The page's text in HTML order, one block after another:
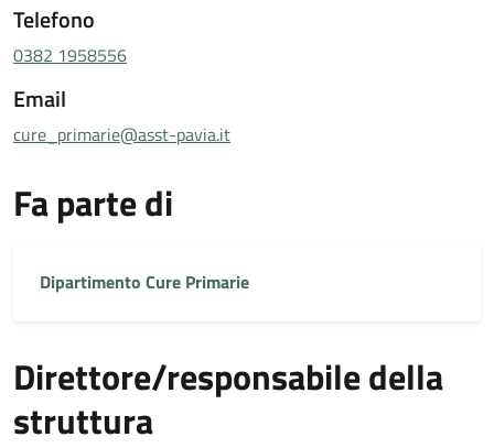
Telefono
0382 1958556
Email
cure_primarie@asst-pavia.it
Fa parte di
Dipartimento Cure Primarie
Direttore/responsabile della
struttura